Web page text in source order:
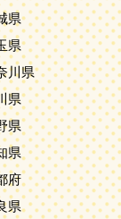
県
県
川県
県
県
県
府
県